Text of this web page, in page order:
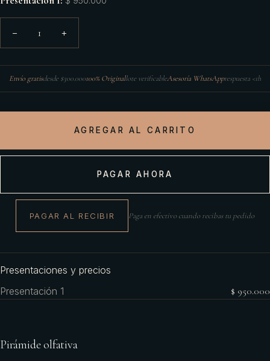
− 1 +
Envío gratisdesde $300.000100% Originallote verificableAsesoría WhatsApprespuesta <1h
AGREGAR AL CARRITO
PAGAR AHORA
PAGAR AL RECIBIR Paga en efectivo cuando recibas tu pedido
Presentaciones y precios
Presentación 1
$ 950.000
Pirámide olfativa